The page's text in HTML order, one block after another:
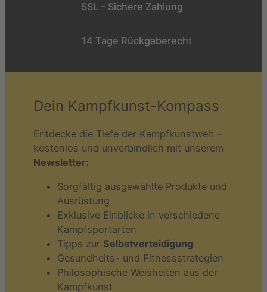
SSL – Sichere Zahlung
14 Tage Rückgaberecht
Dein Kampfkunst-Kompass
Entdecke die Tiefe der Kampfkunstwelt –
kostenlos und unverbindlich mit unserem
Newsletter:
Sorgfältig ausgewählte Produkte und
Ausrüstung
Exklusive Einblicke in verschiedene
Kampfsportarten
Tipps zur Selbstverteidigung
Gesundheits- und Fitnessstrategien
Philosophische Weisheiten aus der
Kampfkunst